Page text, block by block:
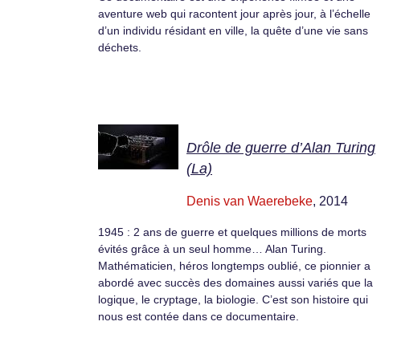
aventure web qui racontent jour après jour, à l’échelle
d’un individu résidant en ville, la quête d’une vie sans
déchets.
Drôle de guerre d’Alan Turing
(La)
Denis van Waerebeke, 2014
1945 : 2 ans de guerre et quelques millions de morts
évités grâce à un seul homme… Alan Turing.
Mathématicien, héros longtemps oublié, ce pionnier a
abordé avec succès des domaines aussi variés que la
logique, le cryptage, la biologie. C’est son histoire qui
nous est contée dans ce documentaire.